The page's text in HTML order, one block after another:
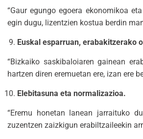
“Gaur egungo egoera ekonomikoa
egin dugu, lizentzien kostua berdin
Euskal esparruan, erabakitzerako
“Bizkaiko saskibaloiaren gainean
hartzen diren eremuetan ere, izan ere
Elebitasuna eta normalizazioa.
“Eremu honetan lanean jarraituko
zuzentzen zaizkigun erabiltzaileekin